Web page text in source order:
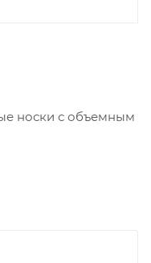
носки с объемным